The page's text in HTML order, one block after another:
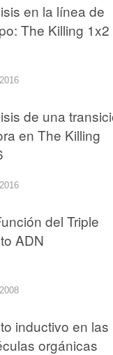
en la línea de
The Killing 1x2
de una
en The Killing
del Triple
ADN
inductivo en las
orgánicas